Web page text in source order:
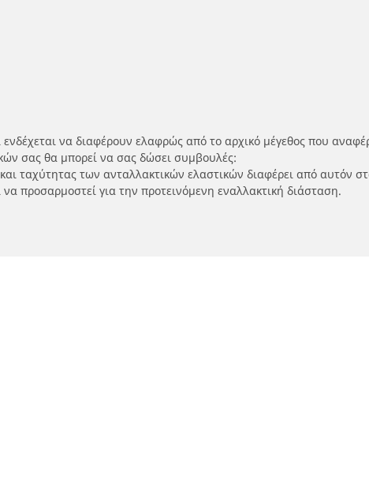
να διαφέρουν ελαφρώς από το αρχικό μέγεθος που
σας θα μπορεί να σας δώσει συμβουλές:
ταχύτητας των ανταλλακτικών ελαστικών διαφέρει από αυτόν
προσαρμοστεί για την προτεινόμενη εναλλακτική διάσταση.